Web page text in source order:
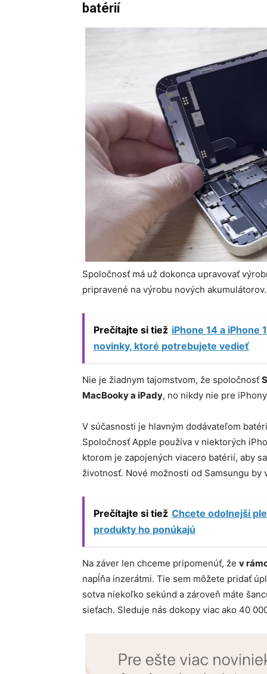
batérií
Spoločnosť má už dokonca upravovať
pripravené na výrobu nových
Prečítajte si tiež iPhone 14 a iPhone
novinky, ktoré potrebujete vedieť
Nie je žiadnym tajomstvom, že spoločnosť
MacBooky a iPady, no nikdy nie pre
V súčasnosti je hlavným dodávateľom
Spoločnosť Apple používa v niektorých
ktorom je zapojených viacero batérií, aby
životnosť. Nové možnosti od Samsungu
Prečítajte si tiež Chcete odolnejší
produkty ho ponúkajú
Na záver len chceme pripomenúť, že v
napĺňa inzerátmi. Tie sem môžete pridať
sotva niekoľko sekúnd a zároveň máte
sieťach. Sleduje nás dokopy viac ako 40